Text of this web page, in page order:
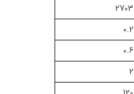
2703
0.2
0.6
2